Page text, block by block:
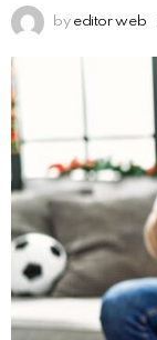
by editor web